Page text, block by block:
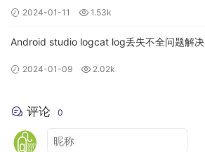
2024-01-11 1.53k
Android studio logcat log丢失不全问题解决
2024-01-09 2.02k
评论 0